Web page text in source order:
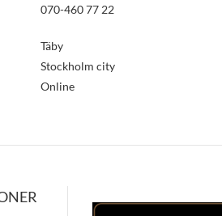
070-460 77 22
Täby
Stockholm city
Online